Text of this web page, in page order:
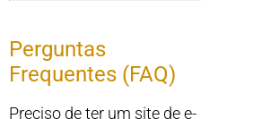
Perguntas
Frequentes (FAQ)
Preciso de ter um site de e-